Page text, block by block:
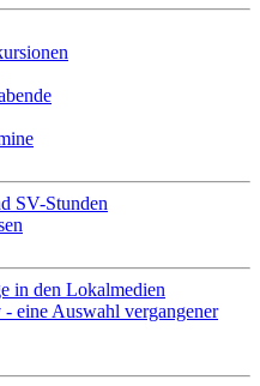
SV-Stunden
in den Lokalmedien
eine Auswahl vergangener